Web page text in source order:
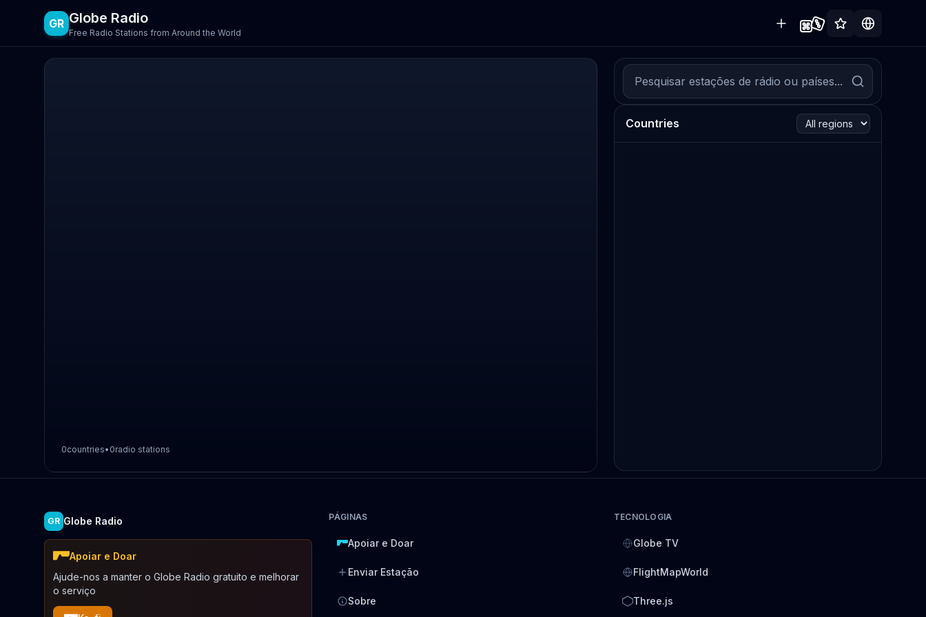
GR Globe Radio
Free Radio Stations from Around the World
0countries• 0radio stations
Countries
GR Globe Radio
Apoiar e Doar
Ajude-nos a manter o Globe Radio gratuito e melhorar
o serviço
PÁGINAS
Apoiar e Doar
Enviar Estação
Sobre
TECNOLOGIA
Globe TV
FlightMapWorld
Three.js